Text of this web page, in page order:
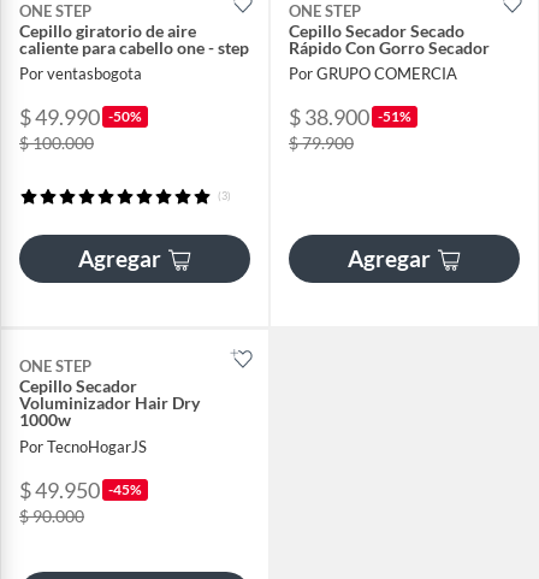
ONE STEP
Cepillo giratorio de aire
caliente para cabello one - step
Por ventasbogota
$ 49.990 -50%
$ 100.000
(3)
Agregar
ONE STEP
Cepillo Secador Secado
Rápido Con Gorro Secador
Por GRUPO COMERCIA
$ 38.900 -51%
$ 79.900
Agregar
ONE STEP
Cepillo Secador
Voluminizador Hair Dry
1000w
Por TecnoHogarJS
$ 49.950 -45%
$ 90.000